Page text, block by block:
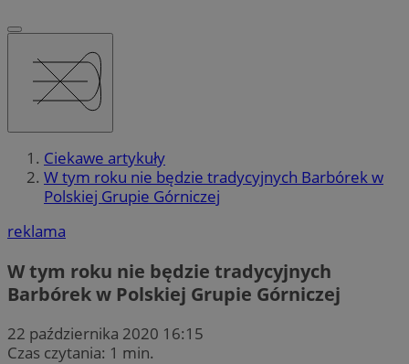
Ciekawe artykuły
W tym roku nie będzie tradycyjnych Barbórek w
Polskiej Grupie Górniczej
reklama
W tym roku nie będzie tradycyjnych
Barbórek w Polskiej Grupie Górniczej
22 października 2020 16:15
Czas czytania: 1 min.